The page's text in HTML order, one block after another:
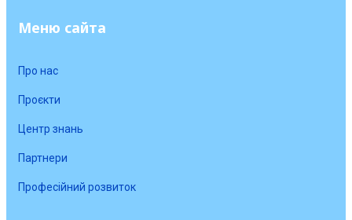
Меню сайта
Про нас
Проєкти
Центр знань
Партнери
Професійний розвиток